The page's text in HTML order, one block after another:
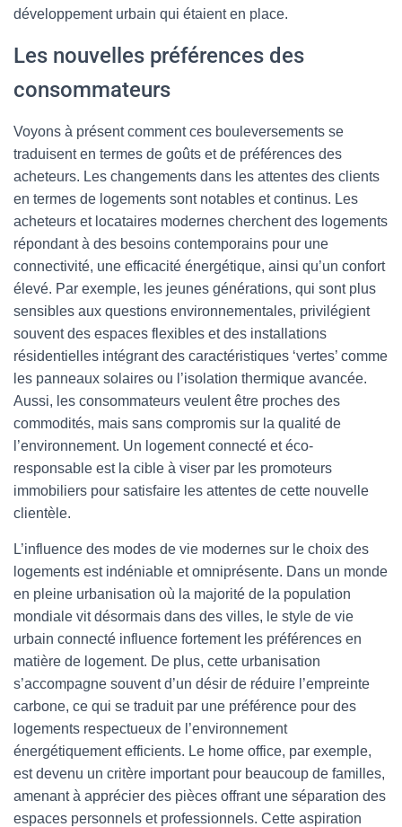
développement urbain qui étaient en place.
Les nouvelles préférences des
consommateurs
Voyons à présent comment ces bouleversements se
traduisent en termes de goûts et de préférences des
acheteurs. Les changements dans les attentes des clients
en termes de logements sont notables et continus. Les
acheteurs et locataires modernes cherchent des logements
répondant à des besoins contemporains pour une
connectivité, une efficacité énergétique, ainsi qu’un confort
élevé. Par exemple, les jeunes générations, qui sont plus
sensibles aux questions environnementales, privilégient
souvent des espaces flexibles et des installations
résidentielles intégrant des caractéristiques ‘vertes’ comme
les panneaux solaires ou l’isolation thermique avancée.
Aussi, les consommateurs veulent être proches des
commodités, mais sans compromis sur la qualité de
l’environnement. Un logement connecté et éco-
responsable est la cible à viser par les promoteurs
immobiliers pour satisfaire les attentes de cette nouvelle
clientèle.
L’influence des modes de vie modernes sur le choix des
logements est indéniable et omniprésente. Dans un monde
en pleine urbanisation où la majorité de la population
mondiale vit désormais dans des villes, le style de vie
urbain connecté influence fortement les préférences en
matière de logement. De plus, cette urbanisation
s’accompagne souvent d’un désir de réduire l’empreinte
carbone, ce qui se traduit par une préférence pour des
logements respectueux de l’environnement
énergétiquement efficients. Le home office, par exemple,
est devenu un critère important pour beaucoup de familles,
amenant à apprécier des pièces offrant une séparation des
espaces personnels et professionnels. Cette aspiration